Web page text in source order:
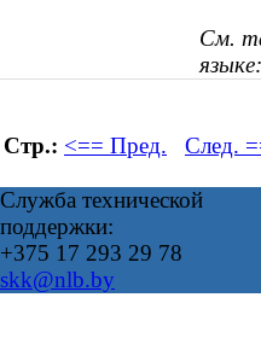
См.
языке:
Стр.: <== Пред. След.
Служба технической
поддержки:
+375 17 293 29 78
skk@nlb.by